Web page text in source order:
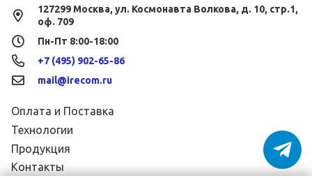
127299 Москва, ул. Космонавта Волкова, д. 10, стр.1,
оф. 709
Пн-Пт 8:00-18:00
+7 (495) 902-65-86
mail@irecom.ru
Оплата и Поставка
Технологии
Продукция
Контакты